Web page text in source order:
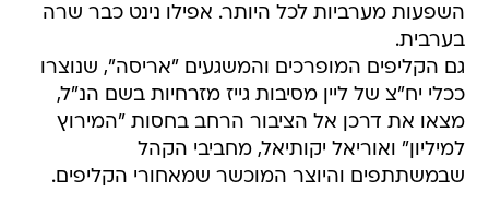
השפעות מערביות לכל היותר. אפילו נינט כבר שרה
בערבית.
גם הקליפים המופרכים והמשגעים "אריסה", שנוצרו
ככלי יח"צ של ליין מסיבות גייז מזרחיות בשם הנ"ל,
מצאו את דרכן אל הציבור הרחב בחסות "המירוץ
למיליון" ואוריאל יקותיאל, מחביבי הקהל
שבמשתתפים והיוצר המוכשר שמאחורי הקליפים.